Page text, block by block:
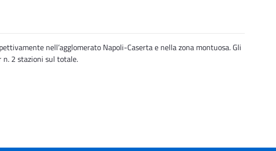
nell’agglomerato Napoli-Caserta e nella zona montuosa. Gli
n. 2 stazioni sul totale.